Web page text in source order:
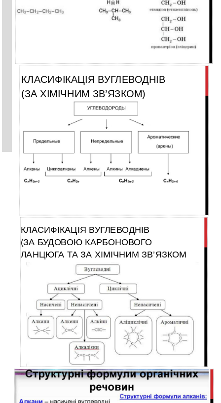
КЛАСИФІКАЦІЯ ВУГЛЕВОДНІВ
(ЗА ХІМІЧНИМ ЗВ’ЯЗКОМ)
КЛАСИФІКАЦІЯ ВУГЛЕВОДНІВ
(ЗА БУДОВОЮ КАРБОНОВОГО
ЛАНЦЮГА ТА ЗА ХІМІЧНИМ ЗВ’ЯЗКОМ